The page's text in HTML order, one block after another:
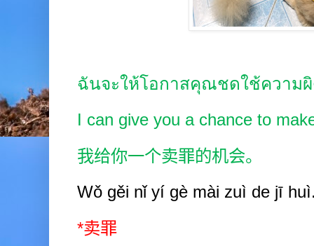
ฉันจะให้โอกาสคุณชดใช้ความ
I can give you a chance to
我给你一个卖罪的机会。
Wǒ gěi nǐ yí gè mài zuì de jī
*卖罪